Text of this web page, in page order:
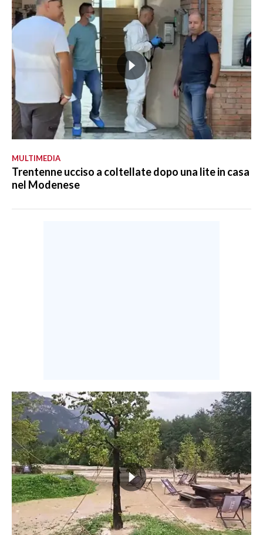
MULTIMEDIA
Trentenne ucciso a coltellate dopo una lite in casa
nel Modenese